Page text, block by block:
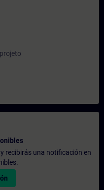
recibirás una notificación en